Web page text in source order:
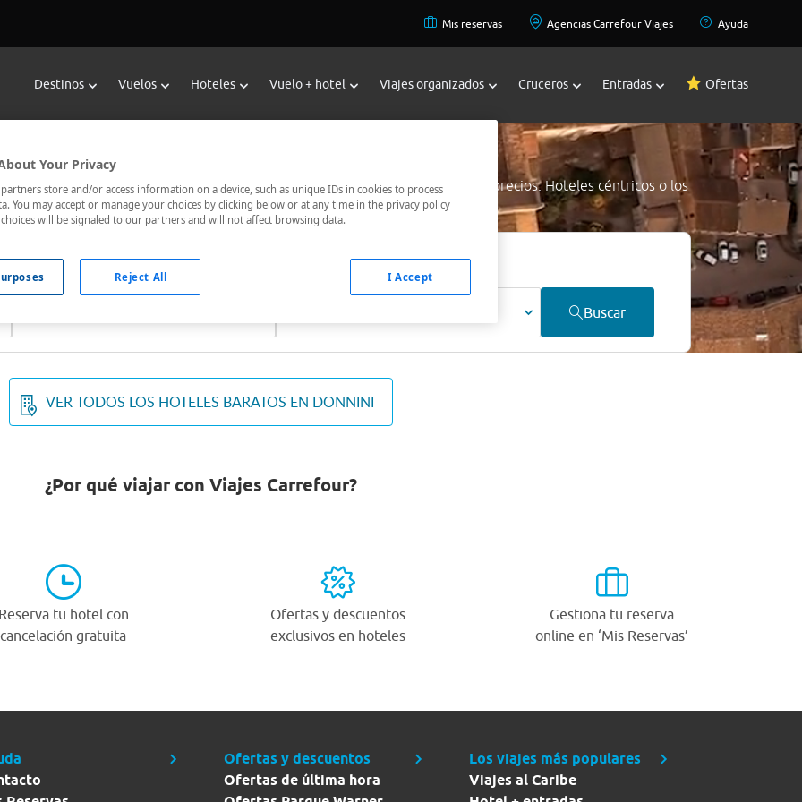
Mis reservas Agencias Carrefour Viajes Ayuda
Destinos Vuelos Hoteles Vuelo + hotel Viajes organizados Cruceros Entradas Ofertas
Reservar Hoteles en Donnini
de Viajes Carrefour te ofrecehoteles baratos en Donnini a los mejores precios. Hoteles céntricos o los
el hotel que busques nosotros te lo encontramos al mejor precio.
Fechas *
Buscar
VER TODOS LOS HOTELES BARATOS EN DONNINI
¿Por qué viajar con Viajes Carrefour?
Reserva tu hotel con
cancelación gratuita
Ofertas y descuentos
exclusivos en hoteles
Gestiona tu reserva
online en ‘Mis Reservas’
Ofertas y descuentos
Ofertas de última hora
Los viajes más populares
Viajes al Caribe
Your Privacy
store and/or access information on a device, such as unique IDs in cookies to process
You may accept or manage your choices by clicking below or at any time in the privacy policy
choices will be signaled to our partners and will not affect browsing data.
Reject All I Accept